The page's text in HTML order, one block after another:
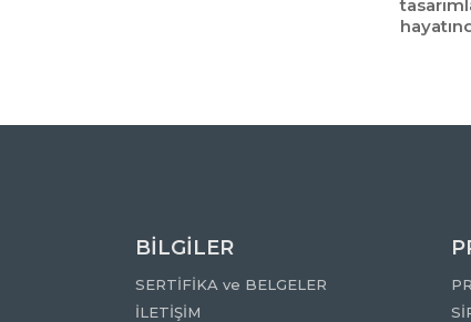
BİLGİLER
SERTİFİKA ve BELGELER
İLETİŞİM